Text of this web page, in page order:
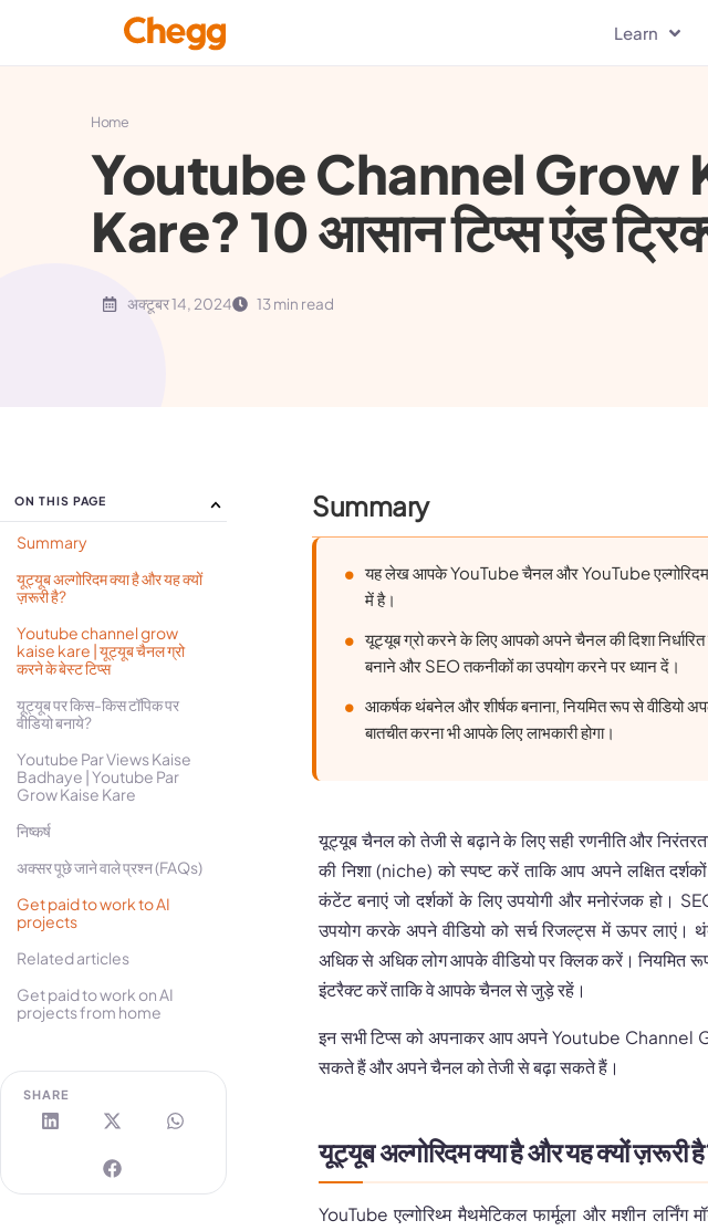
Learn
Home
Youtube Channel Grow
Kare? 10 आसान टिप्स एंड
अक्टूबर 14, 2024 13 min read
ON THIS PAGE
Summary
यूट्यूब अल्गोरिदम क्या है और यह क्यों
ज़रूरी है?
Youtube channel grow
kaise kare | यूट्यूब चैनल ग्रो
करने के बेस्ट टिप्स
यूट्यूब पर किस-किस टॉपिक पर
वीडियो बनाये?
Youtube Par Views Kaise
Badhaye | Youtube Par
Grow Kaise Kare
निष्कर्ष
अक्सर पूछे जाने वाले प्रश्न (FAQs)
Get paid to work to AI
projects
Related articles
Get paid to work on AI
projects from home
SHARE
Summary
यह लेख आपके YouTube चैनल और YouTube एल्गोरिदम
में है।
यूट्यूब ग्रो करने के लिए आपको अपने चैनल की दिशा निर्धारित
बनाने और SEO तकनीकों का उपयोग करने पर ध्यान दें।
आकर्षक थंबनेल और शीर्षक बनाना, नियमित रूप से वीडियो
बातचीत करना भी आपके लिए लाभकारी होगा।
यूट्यूब चैनल को तेजी से बढ़ाने के लिए सही रणनीति और
की निशा (niche) को स्पष्ट करें ताकि आप अपने लक्षित
कंटेंट बनाएं जो दर्शकों के लिए उपयोगी और मनोरंजक हो।
उपयोग करके अपने वीडियो को सर्च रिजल्ट्स में ऊपर लाएं।
अधिक से अधिक लोग आपके वीडियो पर क्लिक करें। नियमित
इंटरैक्ट करें ताकि वे आपके चैनल से जुड़े रहें।
इन सभी टिप्स को अपनाकर आप अपने Youtube Channel
सकते हैं और अपने चैनल को तेजी से बढ़ा सकते हैं।
यूट्यूब अल्गोरिदम क्या है और यह क्यों ज़रूरी
YouTube एल्गोरिथ्म मैथमेटिकल फार्मूला और मशीन